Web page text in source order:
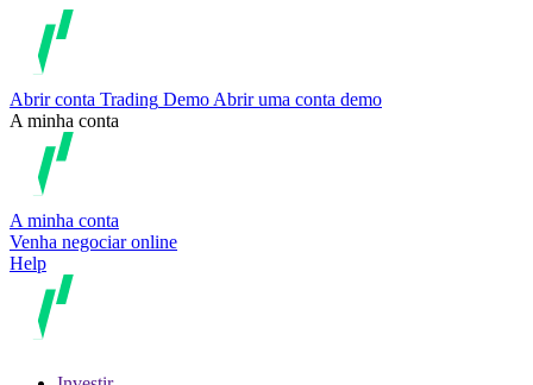
Abrir conta Trading Demo Abrir uma conta demo
A minha conta
A minha conta
Venha negociar online
Help